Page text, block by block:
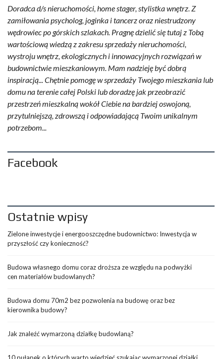
Doradca d/s nieruchomości, home stager, stylistka wnętrz. Z
zamiłowania psycholog, joginka i tancerz oraz niestrudzony
wędrowiec po górskich szlakach. Pragnę dzielić się tutaj z Tobą
wartościową wiedzą z zakresu sprzedaży nieruchomości,
wystroju wnętrz, ekologicznych i innowacyjnych rozwiązań w
budownictwie mieszkaniowym. Mam nadzieję być dobrą
inspiracją... Chętnie pomogę w sprzedaży Twojego mieszkania lub
domu na terenie całej Polski lub doradzę jak przeobrazić
przestrzeń mieszkalną wokół Ciebie na bardziej oswojoną,
przytulniejszą, zdrowszą i odpowiadającą Twoim unikalnym
potrzebom...
Facebook
Ostatnie wpisy
Zielone inwestycje i energooszczędne budownictwo: Inwestycja w
przyszłość czy konieczność?
Budowa własnego domu coraz droższa ze względu na podwyżki
cen materiałów budowlanych?
Budowa domu 70m2 bez pozwolenia na budowę oraz bez
kierownika budowy?
Jak znaleźć wymarzoną działkę budowlaną?
10 pułapek o których warto wiedzieć szukając wymarzonej działki